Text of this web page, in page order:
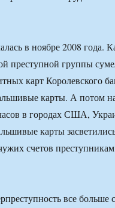
в ноябре 2008 года.
преступной группы
карт Королевского
карты. А потом
в городах США,
карты
счетов
все